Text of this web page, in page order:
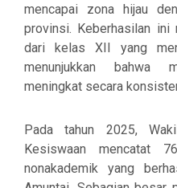
mencapai zona hijau
provinsi. Keberhasilan ini
dari kelas XII yang
menunjukkan bahwa
meningkat secara
Pada tahun 2025,
Kesiswaan mencatat
nonakademik yang